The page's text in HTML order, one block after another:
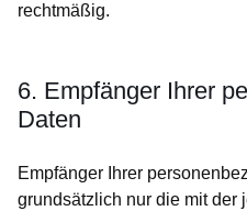
rechtmäßig.
6. Empfänger Ihrer
Daten
Empfänger Ihrer
grundsätzlich nur die mit der